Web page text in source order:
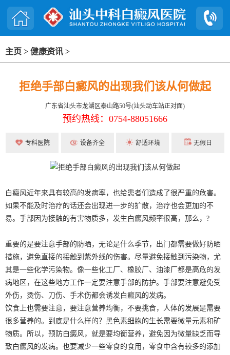
主页 > 健康资讯 >
拒绝手部白癜风的出现我们该从何做起
广东省汕头市龙湖区泰山路50号(汕头动车站正对面)
预约热线：0754-88051666
专科医院 设备齐全 舒适环境 无假日
白癜风近年来具有较高的发病率，也给患者们造成了很严重的危害。
如果不能及时治疗的话还会出现进一步的扩散，治疗也会更加的不
易。手部因为接触的有害物质多，发生白癜风频率很高，那么，?
重要的是要注意手部的防晒，无论是什么季节，出门都需要做好防晒
措施，避免直接的接触到紫外线的伤害。尽量避免接触到污染物，尤
其是一些化学污染物。像一些化工厂、橡胶厂、油漆厂都是高危的发
病地区，在这些地方工作一定要注意手部的防护。手部要注意避免受
外伤，烫伤、刀伤、手术伤都会诱发白癜风的发病。
饮食上也需要注意，要注意营养均衡，不要挑食，人体的发展是需要
很多营养的。到底是什么样的？黑色素细胞的生长需要微量元素和矿
物质。所以，预防白癜风，就是要均衡营养，避免因为微量缺乏而导
致白癜风的发病。也要减少一些零食的食用，零食中含有较多的添加